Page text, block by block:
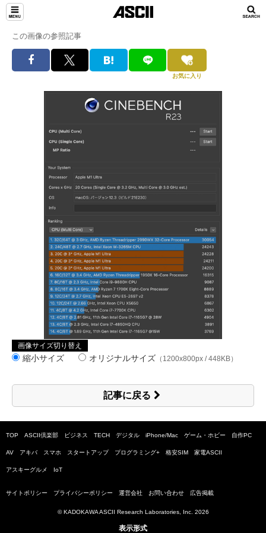
この画像の参照記事
お気に入り
画像サイズ切り替え
縮小サイズ オリジナルサイズ （1200x800px / 448KB）
記事に戻る
TOP ASCII倶楽部 ビジネス TECH デジタル iPhone/Mac ゲーム・ホビー 自作PC
AV アキバ スマホ スタートアップ プログラミング+ 格安SIM 家電ASCII
アスキーグルメ IoT
サイトポリシー プライバシーポリシー 運営会社 お問い合わせ 広告掲載
© KADOKAWA ASCII Research Laboratories, Inc. 2026
表示形式